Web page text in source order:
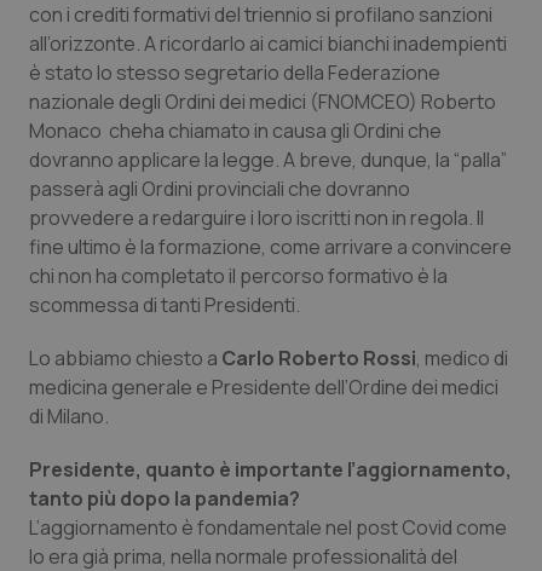
Campania
Emilia-Romagna
Friuli Venezia Giulia
Lazio
Liguria
Marche
Molise
Piemonte
Car-T
Colesterolo & coronaropatie
Dermatite Atopica
Diabete & glucometri
Disturbi dell’umore
Donna & Salute
Epatiti
HIV
con i crediti formativi del triennio si profilano sanzioni
all’orizzonte. A ricordarlo ai camici bianchi inadempienti
è stato lo stesso segretario della Federazione
nazionale degli Ordini dei medici (FNOMCEO) Roberto
Monaco cheha chiamato in causa gli Ordini che
dovranno applicare la legge. A breve, dunque, la “palla”
passerà agli Ordini provinciali che dovranno
provvedere a redarguire i loro iscritti non in regola. Il
fine ultimo è la formazione, come arrivare a convincere
chi non ha completato il percorso formativo è la
scommessa di tanti Presidenti.
Lo abbiamo chiesto a Carlo Roberto Rossi, medico di
medicina generale e Presidente dell’Ordine dei medici
di Milano.
Presidente, quanto è importante l’aggiornamento,
tanto più dopo la pandemia?
L’aggiornamento è fondamentale nel post Covid come
lo era già prima, nella normale professionalità del